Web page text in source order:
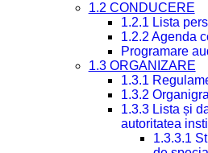
1.2 CONDUCERE
1.2.1 Lista
1.2.2 Agenda
Programare
1.3 ORGANIZARE
1.3.1
1.3.2
1.3.3 Lista și
autoritatea
1.3.3.1